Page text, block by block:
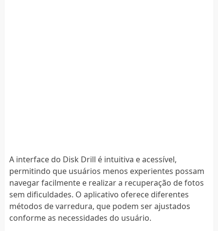
A interface do Disk Drill é intuitiva e acessível,
permitindo que usuários menos experientes possam
navegar facilmente e realizar a recuperação de fotos
sem dificuldades. O aplicativo oferece diferentes
métodos de varredura, que podem ser ajustados
conforme as necessidades do usuário.